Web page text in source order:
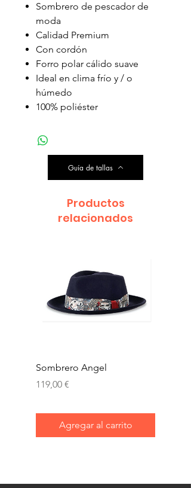
Sombrero de pescador de
moda
Calidad Premium
Con cordón
Forro polar cálido suave
Ideal en clima frío y / o
húmedo
100% poliéster
Guía de tallas
Productos
relacionados
Sombrero Angel
Precio
119,00 €
Agregar al carrito